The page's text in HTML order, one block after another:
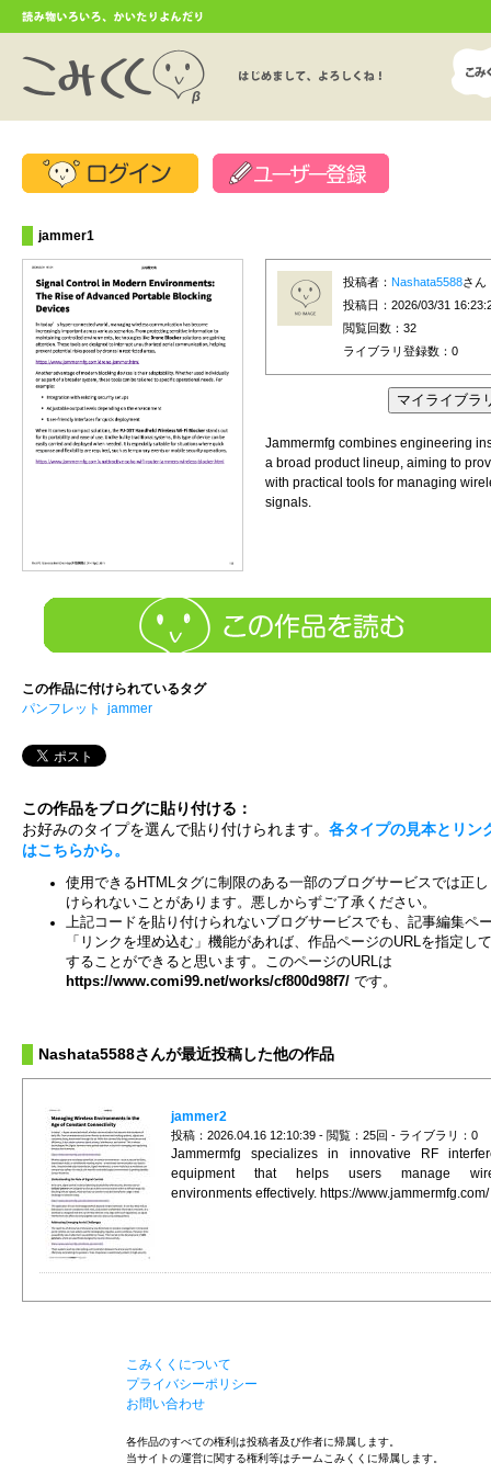
jammer1
投稿者： Nashata5588さん
投稿日：2026/03/31
閲覧回数：32
ライブラリ登録数： 0
Jammermfg combines engineering
a broad product lineup, aiming to
with practical tools for managing
signals.
この作品に付けられているタグ
パンフレット
jammer
この作品をブログに貼り付ける：
お好みのタイプを選んで貼り付けられます。 各タイプの見本とリン
はこちらから。
使用できるHTMLタグに制限のある一部のブログサービスでは正
けられないことがあります。悪しからずご了承ください。
上記コードを貼り付けられないブログサービスでも、記事編集ペ
「リンクを埋め込む」機能があれば、作品ページのURLを指定し
することができると思います。このページのURLは
https://www.comi99.net/works/cf800d98f7/ です。
Nashata5588さんが最近投稿した他の作品
jammer2
投稿：2026.04.16 12:10:39 - 閲覧：25回 - ライブラリ：0
Jammermfg specializes in innovative RF
equipment that helps users manage
environments effectively. https://www.jammermfg.com/
こみくくについて
プライバシーポリシー
お問い合わせ
各作品のすべての権利は投稿者及び作者に帰属します。
当サイトの運営に関する権利等はチームこみくくに帰属します。